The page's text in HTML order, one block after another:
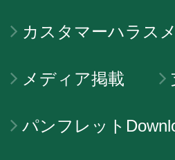
カスタマーハラス
メディア掲載
パンフレット